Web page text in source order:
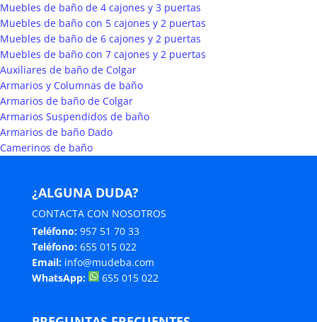
Muebles de baño de 4 cajones y 3 puertas
Muebles de baño con 5 cajones y 2 puertas
Muebles de baño de 6 cajones y 2 puertas
Muebles de baño con 7 cajones y 2 puertas
Auxiliares de baño de Colgar
Armarios y Columnas de baño
Armarios de baño de Colgar
Armarios Suspendidos de baño
Armarios de baño Dado
Camerinos de baño
¿ALGUNA DUDA?
CONTACTA CON NOSOTROS
Teléfono: 957 51 70 33
Teléfono: 655 015 022
Email: info@mudeba.com
WhatsApp:
655 015 022